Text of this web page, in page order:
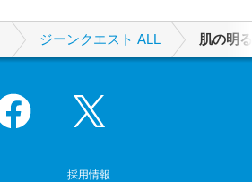
ジーンクエスト ALL 肌の明
Facebook
採用情報